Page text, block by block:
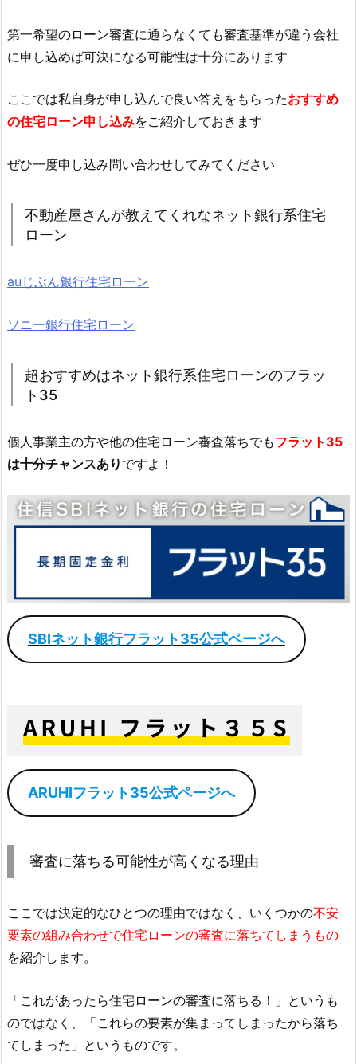
第一希望のローン審査に通らなくても審査基準が違う会社
に申し込めば可決になる可能性は十分にあります
ここでは私自身が申し込んで良い答えをもらったおすすめ
の住宅ローン申し込みをご紹介しておきます
ぜひ一度申し込み問い合わせしてみてください
不動産屋さんが教えてくれなネット銀行系住宅
ローン
auじぶん銀行住宅ローン
ソニー銀行住宅ローン
超おすすめはネット銀行系住宅ローンのフラッ
ト35
個人事業主の方や他の住宅ローン審査落ちでもフラット35
は十分チャンスあり ですよ！
SBIネット銀行フラット35公式ページへ
ARUHIフラット35公式ページへ
審査に落ちる可能性が高くなる理由
ここでは決定的なひとつの理由ではなく、いくつかの不安
要素の組み合わせで住宅ローンの審査に落ちてしまうもの
を紹介します。
「これがあったら住宅ローンの審査に落ちる！」というも
のではなく、「これらの要素が集まってしまったから落ち
てしまった」というものです。